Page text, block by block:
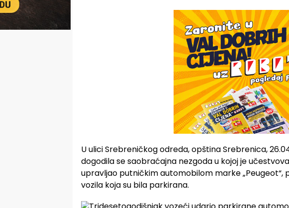
U ulici Srebreničkog odreda, opština Srebrenica,
dogodila se saobraćajna nezgoda u kojoj je
upravljao putničkim automobilom marke „Peugeot“,
vozila koja su bila parkirana.